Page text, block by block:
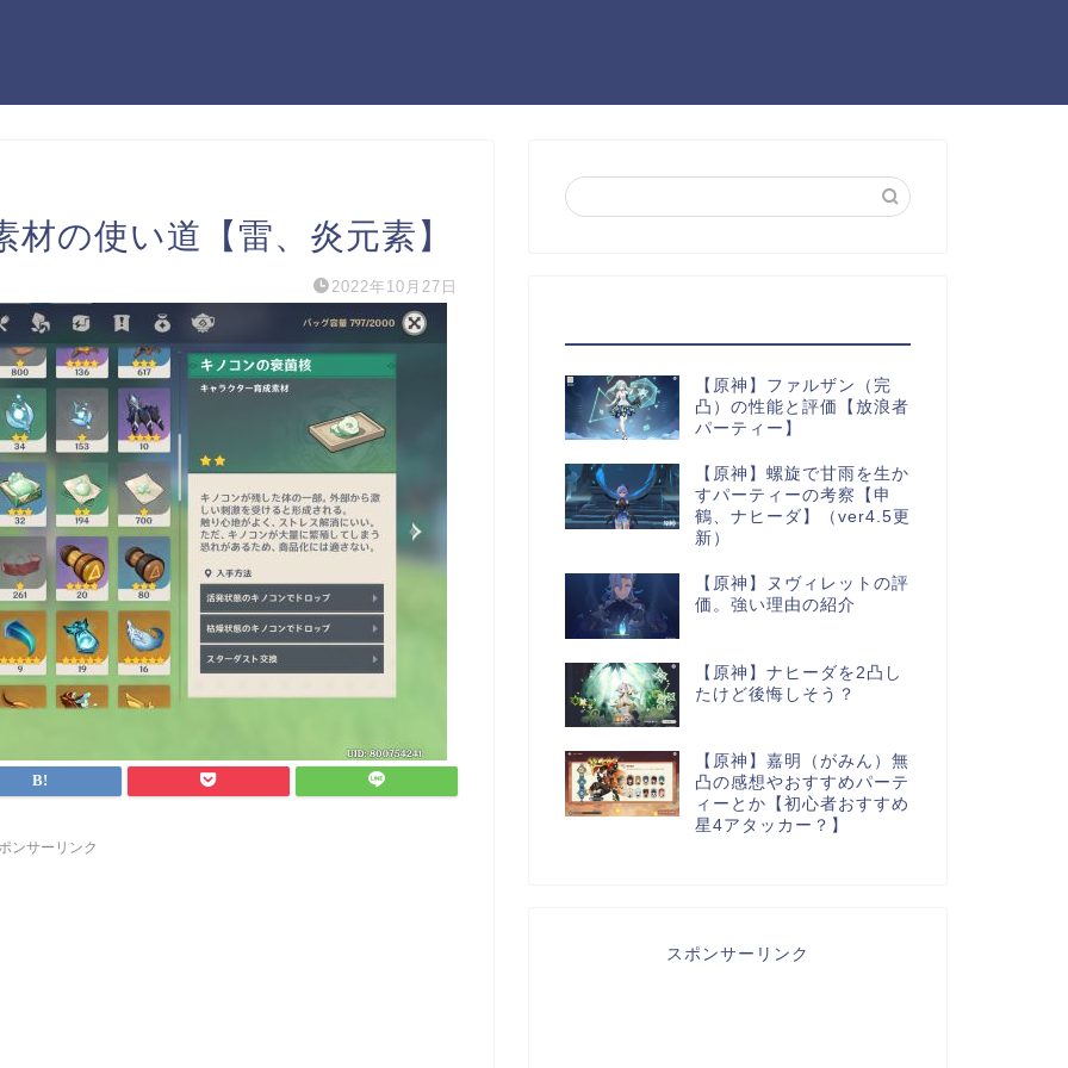
の使い道【雷、炎元素】
2022年10月27日
ンサーリンク
【原神】ファルザン（完
凸）の性能と評価【放浪者
パーティー】
【原神】螺旋で甘雨を生か
すパーティーの考察【申
鶴、ナヒーダ】（ver4.5更
新）
【原神】ヌヴィレットの評
価。強い理由の紹介
【原神】ナヒーダを2凸し
たけど後悔しそう？
【原神】嘉明（がみん）無
凸の感想やおすすめパーテ
ィーとか【初心者おすすめ
星4アタッカー？】
スポンサーリンク